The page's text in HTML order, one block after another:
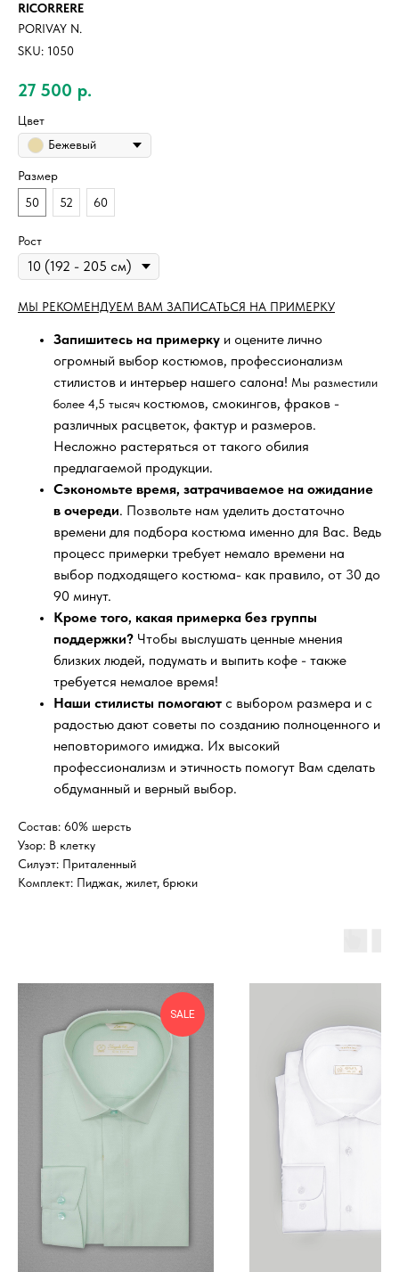
RICORRERE
PORIVAY N.
SKU: 1050
27 500 р.
Цвет
Бежевый
Размер
50
52 60
Рост
МЫ РЕКОМЕНДУЕМ ВАМ ЗАПИСАТЬСЯ НА ПРИМЕРКУ
Запишитесь на примерку и оцените лично
огромный выбор костюмов, профессионализм
стилистов и интерьер нашего салона! Мы разместили
более 4,5 тысяч костюмов, смокингов, фраков -
различных расцветок, фактур и размеров.
Несложно растеряться от такого обилия
предлагаемой продукции.
Сэкономьте время, затрачиваемое на ожидание
в очереди. Позвольте нам уделить достаточно
времени для подбора костюма именно для Вас. Ведь
процесс примерки требует немало времени на
выбор подходящего костюма- как правило, от 30 до
90 минут.
Кроме того, какая примерка без группы
поддержки? Чтобы выслушать ценные мнения
близких людей, подумать и выпить кофе - также
требуется немалое время!
Наши стилисты помогают с выбором размера и с
радостью дают советы по созданию полноценного и
неповторимого имиджа. Их высокий
профессионализм и этичность помогут Вам сделать
обдуманный и верный выбор.
Состав: 60% шерсть
Узор: В клетку
Силуэт: Приталенный
Комплект: Пиджак, жилет, брюки
SALE